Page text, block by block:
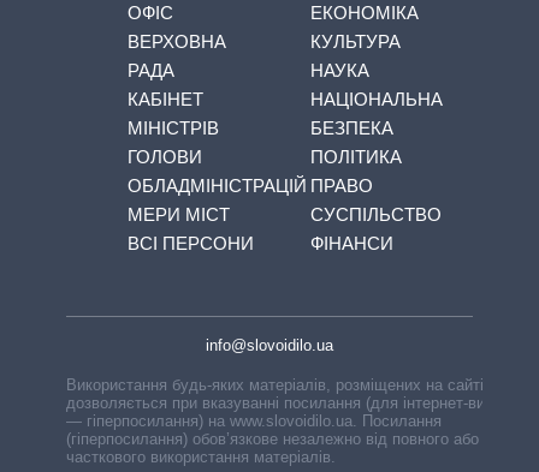
ОФІС
ВЕРХОВНА
РАДА
КАБІНЕТ
МІНІСТРІВ
ГОЛОВИ
ОБЛАДМІНІСТРАЦІЙ
МЕРИ МІСТ
ВСІ ПЕРСОНИ
ЕКОНОМІКА
КУЛЬТУРА
НАУКА
НАЦІОНАЛЬНА
БЕЗПЕКА
ПОЛІТИКА
ПРАВО
СУСПІЛЬСТВО
ФІНАНСИ
info@slovoidilo.ua
Використання будь-яких матеріалів, розміщених на сайті,
дозволяється при вказуванні посилання (для інтернет-видань
— гіперпосилання) на www.slovoidilo.ua. Посилання
(гіперпосилання) обов’язкове незалежно від повного або
часткового використання матеріалів.